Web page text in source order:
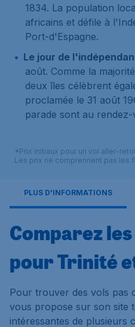
1834. La population
africains et défile à
Port-d'Espagne.
Le jour de
août. Comme la
deux îles célèbrent
proclamée le 31 août
parade sont au rendez-
*Prix initiaux pour un vol aller-
Les prix ne comprennent pas les
PLUS D'INFORMATIONS
Comparez
pour Trinité
Pour trouver des vols pas
vous propose sur son site
intéressantes de plusieurs